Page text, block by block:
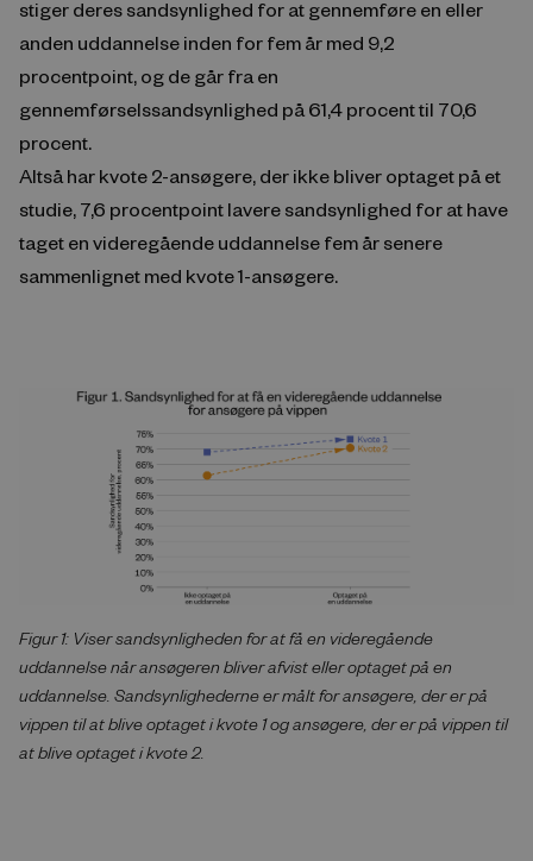
stiger deres sandsynlighed for at gennemføre en eller
anden uddannelse inden for fem år med 9,2
procentpoint, og de går fra en
gennemførselssandsynlighed på 61,4 procent til 70,6
procent.
Altså har kvote 2-ansøgere, der ikke bliver optaget på et
studie, 7,6 procentpoint lavere sandsynlighed for at have
taget en videregående uddannelse fem år senere
sammenlignet med kvote 1-ansøgere.
Figur 1: Viser sandsynligheden for at få en videregående
uddannelse når ansøgeren bliver afvist eller optaget på en
uddannelse. Sandsynlighederne er målt for ansøgere, der er på
vippen til at blive optaget i kvote 1 og ansøgere, der er på vippen til
at blive optaget i kvote 2.